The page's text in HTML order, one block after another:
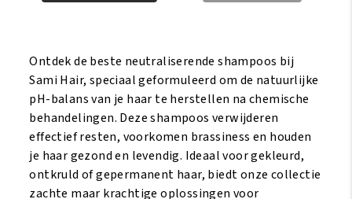
Oil
Shampoo
33.8oz/1000
ml
aantal
Growth
Neutralizing
Shampoo
Gel
354
ml
aantal
Ontdek de beste neutraliserende shampoos bij
Sami Hair, speciaal geformuleerd om de natuurlijke
pH-balans van je haar te herstellen na chemische
behandelingen. Deze shampoos verwijderen
effectief resten, voorkomen brassiness en houden
je haar gezond en levendig. Ideaal voor gekleurd,
ontkruld of gepermanent haar, biedt onze collectie
zachte maar krachtige oplossingen voor